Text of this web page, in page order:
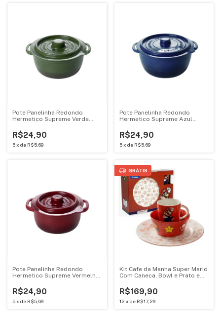
Pote Panelinha Redondo
Hermetico Supreme Verde
R$24,90
5x de R$5,69
Pote Panelinha Redondo
Hermetico Supreme Azul
R$24,90
5 x de R$5,69
Pote Panelinha Redondo
Hermetico Supreme Vermelha
R$24,90
5x de R$5,69
GRÁTIS
Kit Cafe da Manha Super Mario
Com Caneca, Bowl e Prato em
10025668
R$169,90
12 x de R$17,29